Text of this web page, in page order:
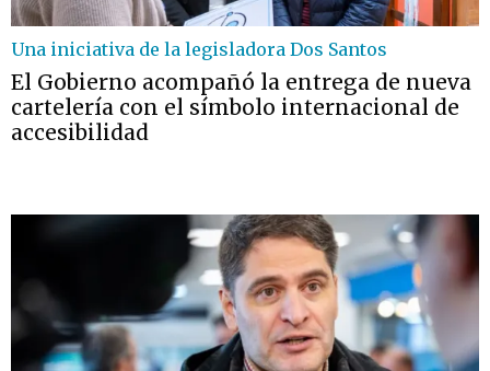
Una iniciativa de la legisladora Dos Santos
El Gobierno acompañó la entrega de nueva
cartelería con el símbolo internacional de
accesibilidad